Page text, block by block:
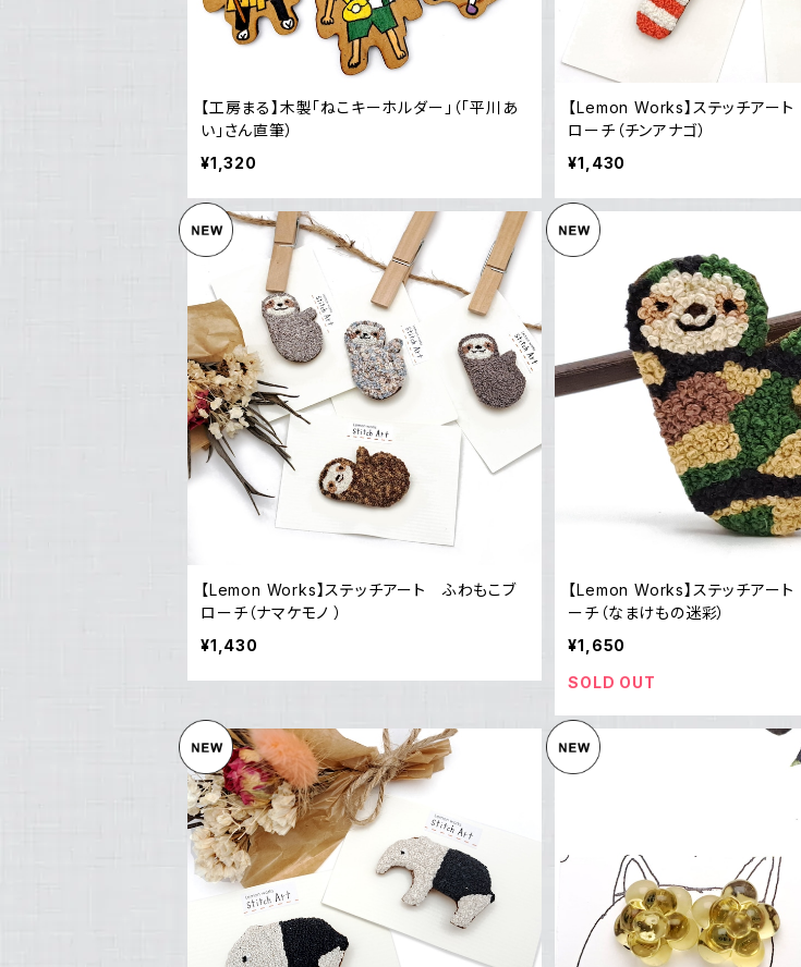
【工房まる】木製「ねこキーホルダー」（「平川あ
い」さん直筆）
¥1,320
【Lemon Works】ステッチアー
ローチ（チンアナゴ）
¥1,430
【Lemon Works】ステッチアート ふわもこブ
ローチ（ナマケモノ ）
¥1,430
【Lemon Works】ステッチアー
ーチ（なまけもの迷彩）
¥1,650
SOLD OUT